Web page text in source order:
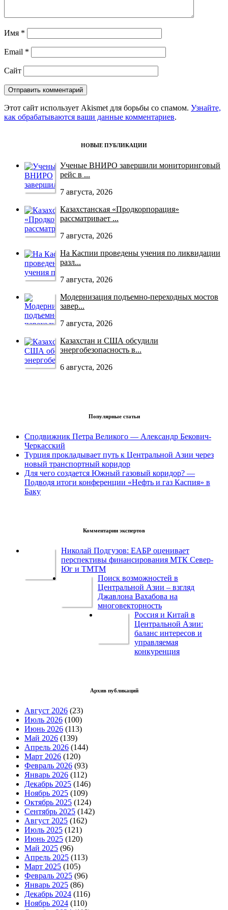
Имя *
Email *
Сайт
Этот сайт использует Akismet для борьбы со спамом. Узнайте,
как обрабатываются ваши данные комментариев.
НОВЫЕ ПУБЛИКАЦИИ
Ученые ВНИРО завершили мониторинговый
рейс в ...
7 августа, 2026
Казахстанская «Продкорпорация»
рассматривает ...
7 августа, 2026
На Каспии проведены учения по ликвидации
разл...
7 августа, 2026
Модернизация подъемно-переходных мостов
завер...
7 августа, 2026
Казахстан и США обсудили
энергобезопасность в...
6 августа, 2026
Популярные статьи
Сподвижник Петра Великого — Александр Бекович-
Черкасский
Турция прокладывает путь к Центральной Азии через
новый транспортный коридор
Для чего создается Южный газовый коридор? —
Подводя итоги конференции «Нефть и газ Каспия» в
Баку
Комментарии экспертов
Николай Подгузов: ЕАБР оценивает
перспективы финансирования МТК Север-
Юг и ТМТМ
Поиск возможностей в
Центральной Азии – взгляд
Джавлона Вахабова на
многовекторность
Россия и Китай в
Центральной Азии:
баланс интересов и
управляемая
конкуренция
Архив публикаций
Август 2026 (23)
Июль 2026 (100)
Июнь 2026 (113)
Май 2026 (139)
Апрель 2026 (144)
Март 2026 (120)
Февраль 2026 (93)
Январь 2026 (112)
Декабрь 2025 (146)
Ноябрь 2025 (109)
Октябрь 2025 (124)
Сентябрь 2025 (142)
Август 2025 (162)
Июль 2025 (121)
Июнь 2025 (120)
Май 2025 (96)
Апрель 2025 (113)
Март 2025 (105)
Февраль 2025 (96)
Январь 2025 (86)
Декабрь 2024 (116)
Ноябрь 2024 (110)